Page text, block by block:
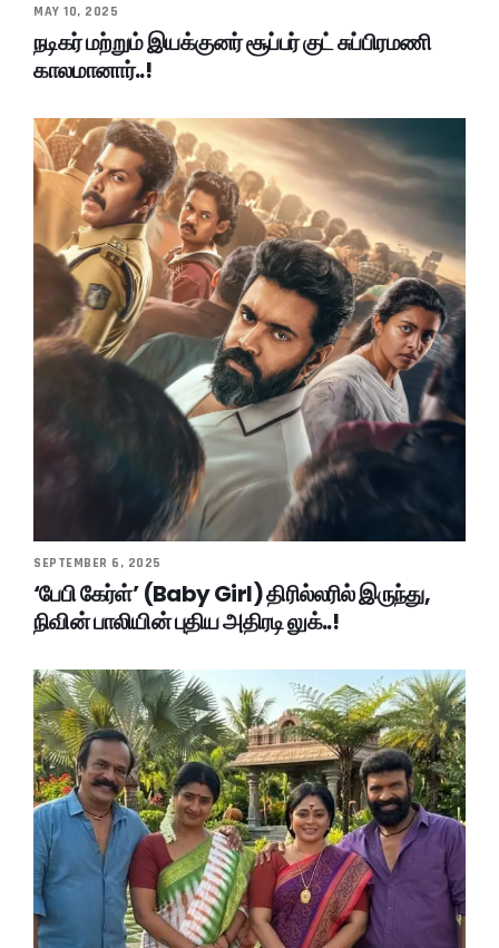
MAY 10, 2025
நடிகர் மற்றும் இயக்குனர் சூப்பர் குட் சுப்பிரமணி
காலமானார்..!
SEPTEMBER 6, 2025
‘பேபி கேர்ள்’ (Baby Girl) திரில்லரில் இருந்து,
நிவின் பாலியின் புதிய அதிரடி லுக்..!